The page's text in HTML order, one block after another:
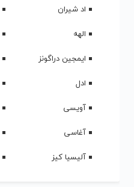
اد شیران
الهه
ایمجین دراگونز
ادل
آویسی
آغاسی
آلیسیا کیز